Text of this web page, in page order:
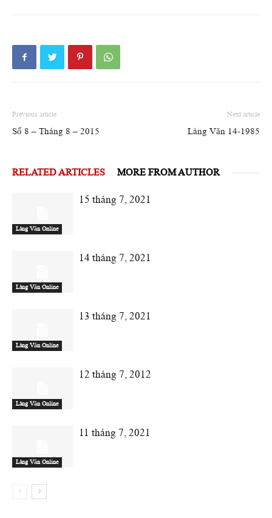
Previous article
Số 8 – Tháng 8 – 2015
Next article
Làng Văn 14-1985
RELATED ARTICLES MORE FROM AUTHOR
Làng Văn Online
15 tháng 7, 2021
Làng Văn Online
14 tháng 7, 2021
Làng Văn Online
13 tháng 7, 2021
Làng Văn Online
12 tháng 7, 2012
Làng Văn Online
11 tháng 7, 2021